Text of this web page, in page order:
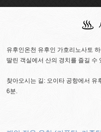
유후인온천 유후인 가호리노사토
딸린 객실에서 산의 경치를 즐길 수
찾아오시는 길: 오이타 공항에서 유
6분.